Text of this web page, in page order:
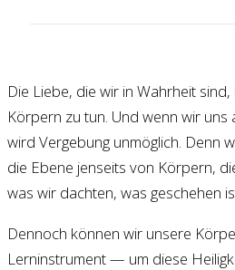
Die Liebe, die wir in Wahrheit
Körpern zu tun. Und wenn wir
wird Vergebung unmöglich. Denn
die Ebene jenseits von Körpern,
was wir dachten, was geschehen
Dennoch können wir unsere
Lerninstrument — um diese